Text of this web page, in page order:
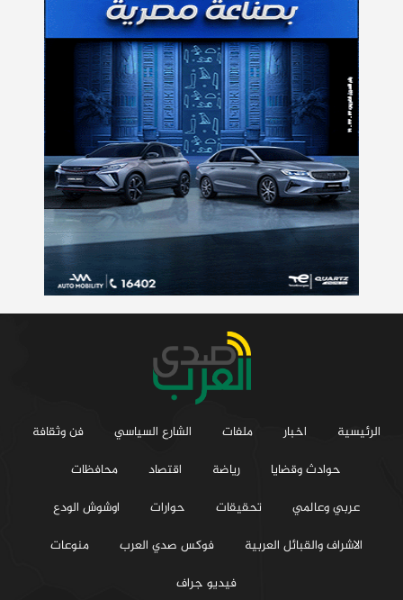
الرئيسية اخبار ملفات الشارع السياسي
فن وثقافة
حوادث وقضايا
رياضة اقتصاد
محافظات
عربي وعالمي
تحقيقات حوارات
اوشوش الودع
الاشراف والقبائل العربية
فوكس صدي العرب
منوعات
فيديو جراف